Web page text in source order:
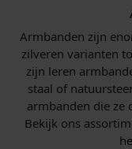
Armbanden zijn
zilveren varianten
zijn leren
staal of
armbanden die ze
Bekijk ons